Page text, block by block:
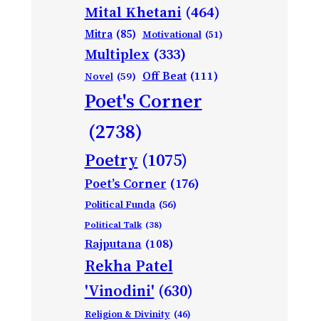
Mital Khetani (464)
Mitra (85) Motivational (51)
Multiplex (333)
Novel (59) Off Beat (111)
Poet's Corner
(2738)
Poetry (1075)
Poet’s Corner (176)
Political Funda (56)
Political Talk (38)
Rajputana (108)
Rekha Patel
'Vinodini' (630)
Religion & Divinity (46)